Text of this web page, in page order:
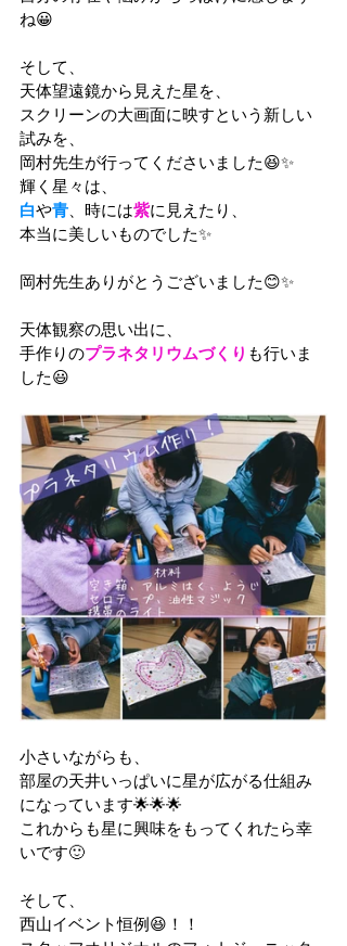
ね😀
そして、
天体望遠鏡から見えた星を、
スクリーンの大画面に映すという新しい
試みを、
岡村先生が行ってくださいました😆✨
輝く星々は、
白や青 、時には紫に見えたり、
本当に美しいものでした✨
岡村先生ありがとうございました😊✨
天体観察の思い出に、
手作りのプラネタリウムづくり も行いま
した😃
小さいながらも、
部屋の天井いっぱいに星が広がる仕組み
になっています🌟🌟🌟
これからも星に興味をもってくれたら幸
いです🙂
そして、
西山イベント恒例😆！！